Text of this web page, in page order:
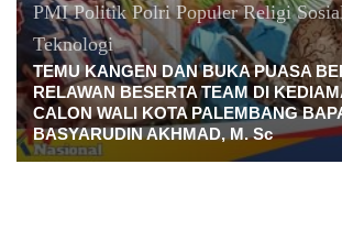
PMI Politik Polri Populer Religi
Teknologi
TEMU KANGEN DAN BUKA PUASA
RELAWAN BESERTA TEAM DI
CALON WALI KOTA PALEMBANG
BASYARUDIN AKHMAD, M. Sc